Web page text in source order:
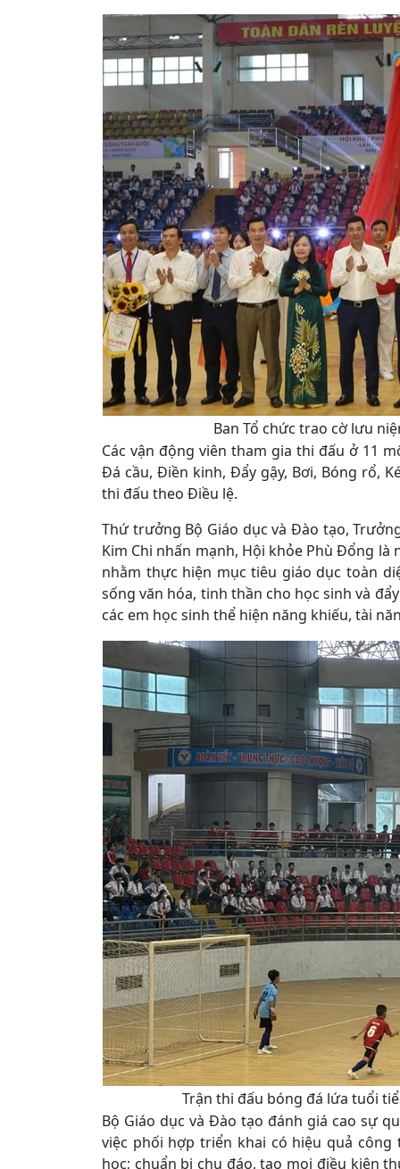
Ban Tổ chức trao cờ lưu
Các vận động viên tham gia thi đấu ở 11
Đá cầu, Điền kinh, Đẩy gậy, Bơi, Bóng rổ,
thi đấu theo Điều lệ.
Thứ trưởng Bộ Giáo dục và Đào tạo,
Kim Chi nhấn mạnh, Hội khỏe Phù Đổng
nhằm thực hiện mục tiêu giáo dục toàn
sống văn hóa, tinh thần cho học sinh và
các em học sinh thể hiện năng khiếu, tài
Trận thi đấu bóng đá lứa tuổi
Bộ Giáo dục và Đào tạo đánh giá cao sự
việc phối hợp triển khai có hiệu quả
học; chuẩn bị chu đáo, tạo mọi điều kiện